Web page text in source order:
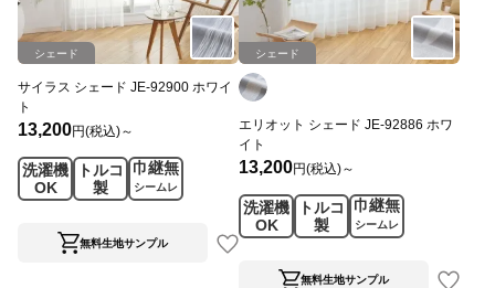
シェード
サイラス シェード JE-92900 ホワイ
ト
13,200円(税込)～
洗濯機
OK
トルコ
製
巾継無
シームレ
ス
無料生地サンプル
シェード
エリオット シェード JE-92886 ホワ
イト
13,200円(税込)～
洗濯機
OK
トルコ
製
巾継無
シームレ
ス
無料生地サンプル